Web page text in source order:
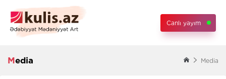
Canlı yayım
Media Media